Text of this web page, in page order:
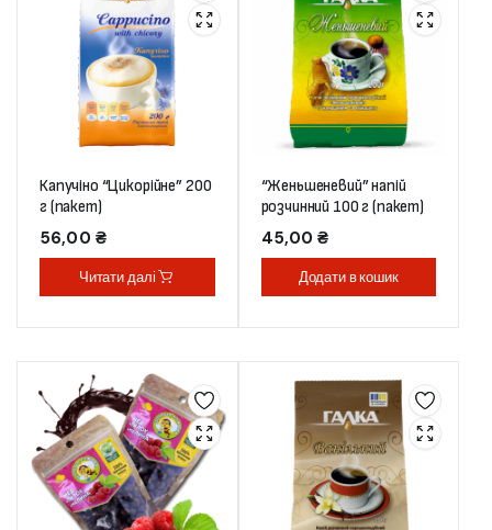
Капучіно “Цикорійне” 200
г (пакет)
56,00 ₴
Читати далі
“Женьшеневий” напій
розчинний 100 г (пакет)
45,00₴
Додати в кошик